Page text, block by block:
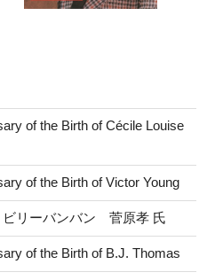
of the Birth of Cécile Louise
of the Birth of Victor Young
ビリーバンバン 菅原孝 氏
of the Birth of B.J. Thomas